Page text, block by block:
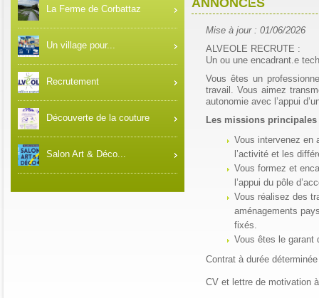
La Ferme de Corbattaz
Un village pour...
Recrutement
Découverte de la couture
Salon Art & Déco...
Mise à jour : 01/06/2026
ALVEOLE RECRUTE :
Un ou une encadrant.e
Vous êtes un
travail. Vous aimez
autonomie avec l’appui
Les missions principales
Vous intervenez en
l’activité et les
Vous formez et
l’appui du pôle
Vous réalisez des
aménagements
fixés.
Vous êtes le garant
Contrat à durée
CV et lettre de motivation